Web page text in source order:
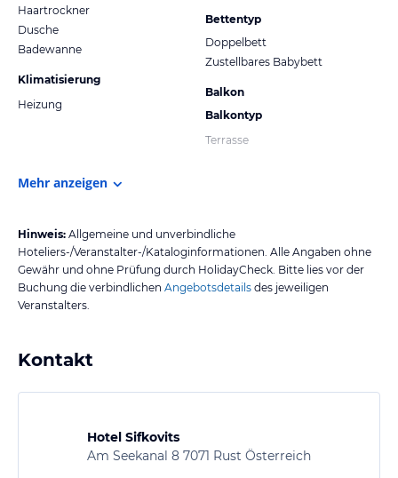
Haartrockner
Dusche
Badewanne
Klimatisierung
Heizung
Bettentyp
Doppelbett
Zustellbares Babybett
Balkon
Balkontyp
Terrasse
Mehr anzeigen
Hinweis: Allgemeine und unverbindliche
Hoteliers-/Veranstalter-/Kataloginformationen. Alle Angaben ohne
Gewähr und ohne Prüfung durch HolidayCheck. Bitte lies vor der
Buchung die verbindlichen Angebotsdetails des jeweiligen
Veranstalters.
Kontakt
Hotel Sifkovits
Am Seekanal 8 7071 Rust Österreich